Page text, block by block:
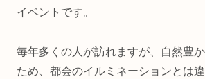
イベントです。
毎年多くの人が訪れますが、自然豊
ため、都会のイルミネーションとは